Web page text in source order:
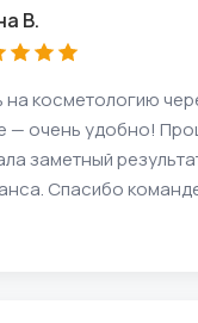
В.
на косметологию
— очень удобно!
заметный
Спасибо